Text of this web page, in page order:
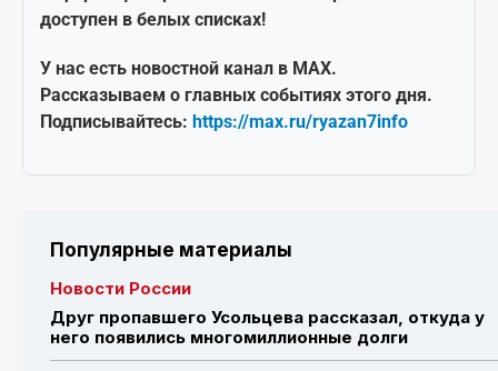
доступен в белых списках!
У нас есть новостной канал в MAX.
Рассказываем о главных событиях этого дня.
Подписывайтесь: https://max.ru/ryazan7info
Популярные материалы
Новости России
Друг пропавшего Усольцева рассказал, откуда у
него появились многомиллионные долги